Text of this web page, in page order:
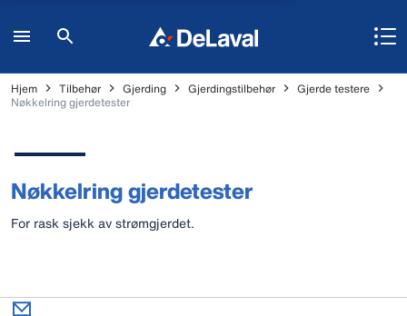
Hjem Tilbehør Gjerding Gjerdingstilbehør
Gjerde testere
Nøkkelring gjerdetester
Nøkkelring gjerdetester
For rask sjekk av strømgjerdet.